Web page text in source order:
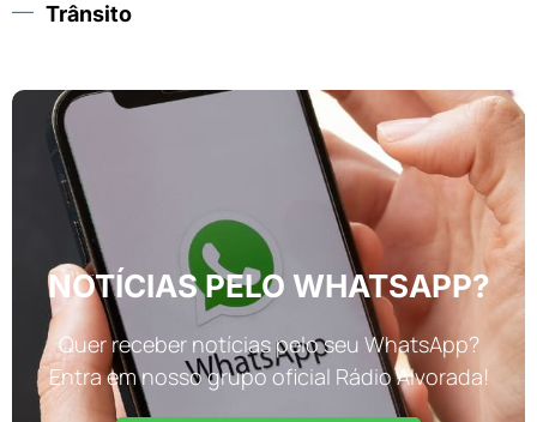
Trânsito
NOTÍCIAS PELO WHATSAPP?
Quer receber notícias pelo seu WhatsApp?
Entra em nosso grupo oficial Rádio Alvorada!